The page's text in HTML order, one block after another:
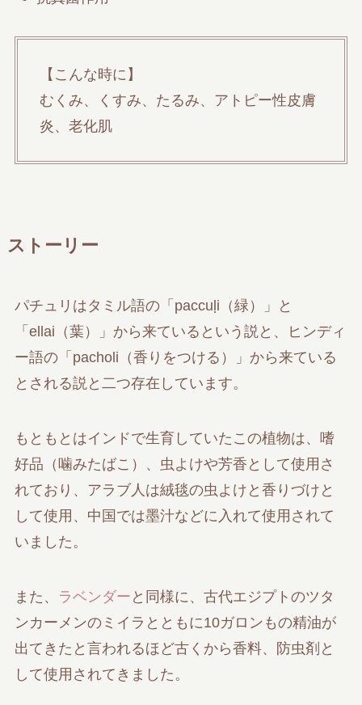
【こんな時に】
むくみ、くすみ、たるみ、アトピー性皮膚
炎、老化肌
ストーリー
パチュリはタミル語の「paccuḷi（緑）」と
「ellai（葉）」から来ているという説と、ヒンディ
ー語の「pacholi（香りをつける）」から来ている
とされる説と二つ存在しています。
もともとはインドで生育していたこの植物は、嗜
好品（噛みたばこ）、虫よけや芳香として使用さ
れており、アラブ人は絨毯の虫よけと香りづけと
して使用、中国では墨汁などに入れて使用されて
いました。
また、 ラベンダー と同様に、古代エジプトのツタ
ンカーメンのミイラとともに10ガロンもの精油が
出てきたと言われるほど古くから香料、防虫剤と
して使用されてきました。